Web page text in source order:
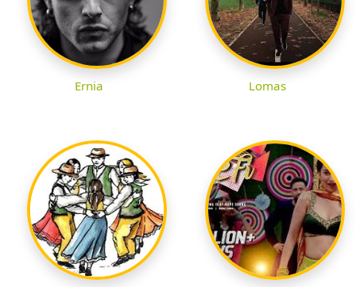
Ernia Lomas